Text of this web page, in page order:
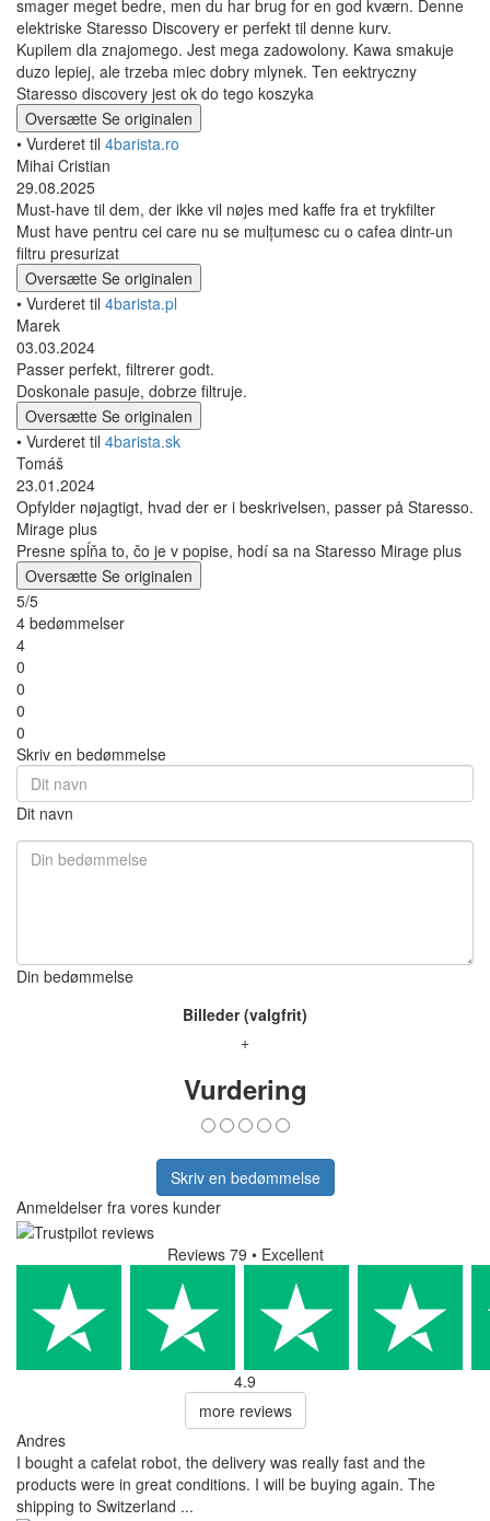
smager meget bedre, men du har brug for en god kværn. Denne
elektriske Staresso Discovery er perfekt til denne kurv.
Kupilem dla znajomego. Jest mega zadowolony. Kawa smakuje
duzo lepiej, ale trzeba miec dobry mlynek. Ten eektryczny
Staresso discovery jest ok do tego koszyka
Oversætte Se originalen
• Vurderet til 4barista.ro
Mihai Cristian
29.08.2025
Must-have til dem, der ikke vil nøjes med kaffe fra et trykfilter
Must have pentru cei care nu se mulțumesc cu o cafea dintr-un
filtru presurizat
Oversætte Se originalen
• Vurderet til 4barista.pl
Marek
03.03.2024
Passer perfekt, filtrerer godt.
Doskonale pasuje, dobrze filtruje.
Oversætte Se originalen
• Vurderet til 4barista.sk
Tomáš
23.01.2024
Opfylder nøjagtigt, hvad der er i beskrivelsen, passer på Staresso.
Mirage plus
Presne spĺňa to, čo je v popise, hodí sa na Staresso Mirage plus
Oversætte Se originalen
5/5
4 bedømmelser
4
0
0
0
0
Skriv en bedømmelse
Dit navn
Din bedømmelse
Billeder (valgfrit)
+
Vurdering
Skriv en bedømmelse
Anmeldelser fra vores kunder
Reviews 79 • Excellent
4.9
more reviews
Andres
I bought a cafelat robot, the delivery was really fast and the
products were in great conditions. I will be buying again. The
shipping to Switzerland ...